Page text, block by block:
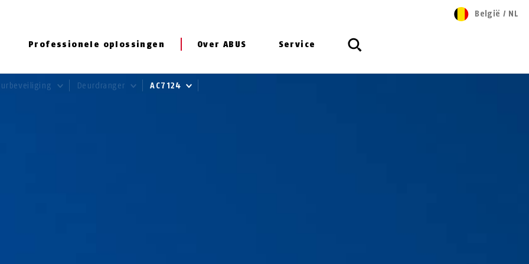
Professionele oplossingen Over ABUS Service
België / NL
Deurdranger AC7124